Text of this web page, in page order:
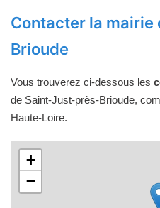
Contacter la
Brioude
Vous trouverez ci-dessous les
de Saint-Just-près-Brioude,
Haute-Loire.
+
−